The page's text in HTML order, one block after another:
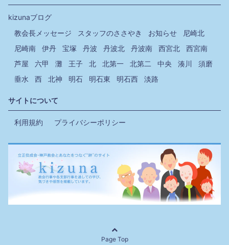
kizunaブログ
教会長メッセージ
スタッフのささやき お知らせ
尼崎北
尼崎南
伊丹 宝塚 丹波 丹波北 丹波南 西宮北
西宮南
芦屋
六甲 灘 王子 北 北第一 北第二 中央 湊川
須磨
垂水
西 北神 明石 明石東 明石西 淡路
サイトについて
利用規約 プライバシーポリシー
Page Top